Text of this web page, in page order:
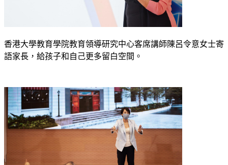
香港大學教育學院教育領導研究中心客席講師陳呂令意女士寄
語家長，給孩子和自己更多留白空間。